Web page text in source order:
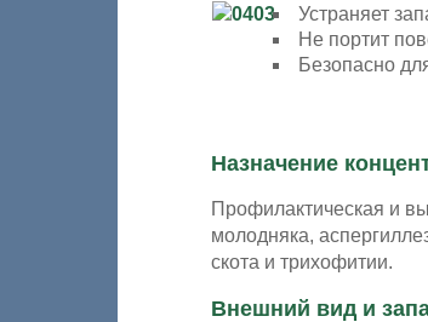
Устраняет
Не портит
Безопасно
Назначение
Профилактическая и
молодняка,
скота и трихофитии.
Внешний вид и